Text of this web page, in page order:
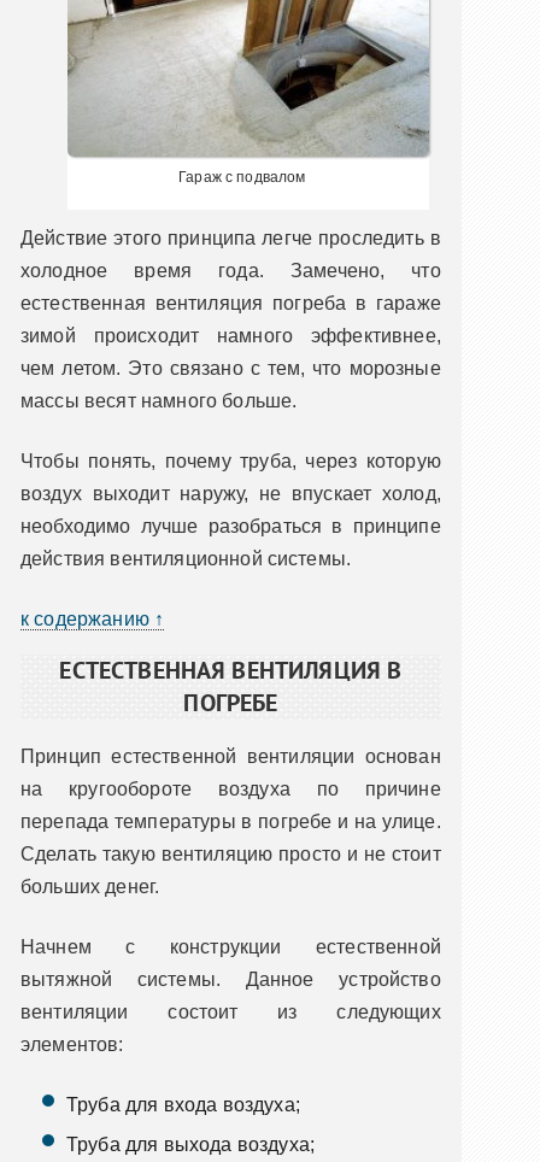
Гараж с подвалом
Действие этого принципа легче проследить в
холодное время года. Замечено, что
естественная вентиляция погреба в гараже
зимой происходит намного эффективнее,
чем летом. Это связано с тем, что морозные
массы весят намного больше.
Чтобы понять, почему труба, через которую
воздух выходит наружу, не впускает холод,
необходимо лучше разобраться в принципе
действия вентиляционной системы.
к содержанию ↑
ЕСТЕСТВЕННАЯ ВЕНТИЛЯЦИЯ В
ПОГРЕБЕ
Принцип естественной вентиляции основан
на кругообороте воздуха по причине
перепада температуры в погребе и на улице.
Сделать такую вентиляцию просто и не стоит
больших денег.
Начнем с конструкции естественной
вытяжной системы. Данное устройство
вентиляции состоит из следующих
элементов:
Труба для входа воздуха;
Труба для выхода воздуха;